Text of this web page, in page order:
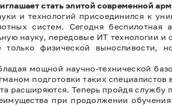
стать элитой современной
и технологий присоединился к
систем. Сегодня беспилотная
науку, передовые ИТ технологии и
физической выносливости,
мощной научно-технической
подготовки таких
расширяются. Теперь пройдя
при продолжении